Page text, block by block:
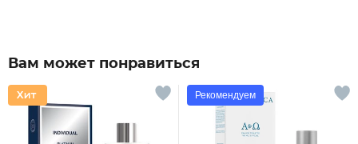
Вам может понравиться
Рекомендуем